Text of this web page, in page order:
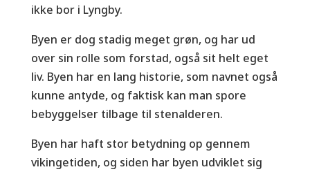
ikke bor i Lyngby.
Byen er dog stadig meget grøn, og har ud
over sin rolle som forstad, også sit helt eget
liv. Byen har en lang historie, som navnet også
kunne antyde, og faktisk kan man spore
bebyggelser tilbage til stenalderen.
Byen har haft stor betydning op gennem
vikingetiden, og siden har byen udviklet sig